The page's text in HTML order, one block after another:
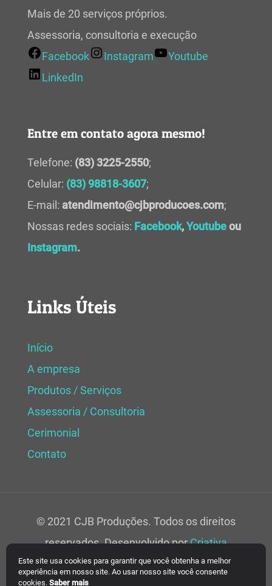
Este site usa cookies para garantir que você obtenha a melhor
experiência em nosso site. Ao usar nosso site você consente
cookies. Saber mais
Mais de 20 serviços próprios.
Assessoria, consultoria e execução
Facebook
Instagram
Youtube
LinkedIn
Entre em contato agora mesmo!
Telefone: (83) 3225-2550;
Celular: (83) 98818-3607;
E-mail: atendimento@cjbproducoes.com;
Nossas redes sociais: Facebook,Youtubeou
Instagram.
Links Úteis
Início
A empresa
Produtos / Serviços
Assessoria / Consultoria
Cerimonial
Contato
© 2021 CJB Produções. Todos os direitos
reservados. Desenvolvido porCriativa
Soluções Web.